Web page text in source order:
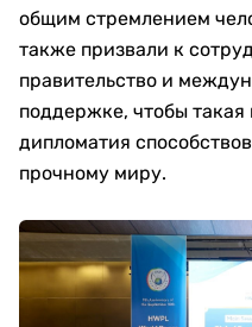
общим стремлением
также призвали к
правительство и
поддержке, чтобы такая
дипломатия
прочному миру.